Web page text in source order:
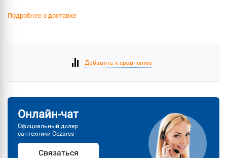
Подробнее о доставке
Добавить к сравнению
Онлайн-чат
Официальный дилер
сантехники Cezares
Связаться